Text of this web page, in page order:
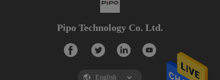
Pipo Technology Co. Ltd.